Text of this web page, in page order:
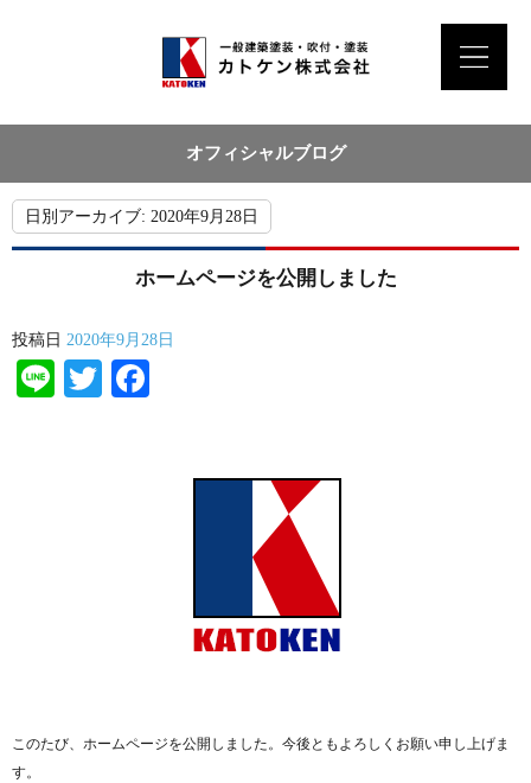
オフィシャルブログ
日別アーカイブ: 2020年9月28日
ホームページを公開しました
投稿日 2020年9月28日
LineTwitter
このたび、ホームページを公開しました。今後ともよろしくお願い申し上げま
す。